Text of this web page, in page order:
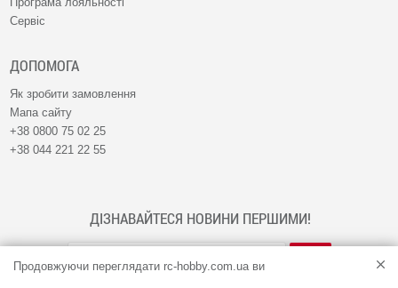
Продовжуючи переглядати rc-hobby.com.ua ви
Сервіс
ДОПОМОГА
Як зробити замовлення
Мапа сайту
+38 0800 75 02 25
+38 044 221 22 55
ДІЗНАВАЙТЕСЯ НОВИНИ ПЕРШИМИ!